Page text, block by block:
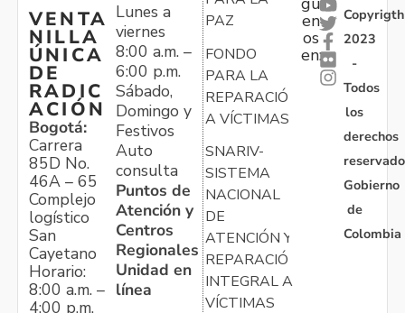
VENTA
NILLA
ÚNICA
DE
RADIC
ACIÓN
Bogotá:
Carrera
85D No.
46A – 65
Complejo
logístico
San
Cayetano
Horario:
8:00 a.m. –
4:00 p.m.
Lunes a
viernes
8:00 a.m. –
6:00 p.m.
Sábado,
Domingo y
Festivos
Auto
consulta
Puntos de
Atención y
Centros
Regionales
Unidad en
línea
PAZ
FONDO
PARA LA
REPARACIÓN
A VÍCTIMAS
SNARIV-
SISTEMA
NACIONAL
DE
ATENCIÓN Y
REPARACIÓN
INTEGRAL A
VÍCTIMAS
en
os
en:
Copyrigth
2023
-
Todos
los
derechos
Gobierno
de
Colombia